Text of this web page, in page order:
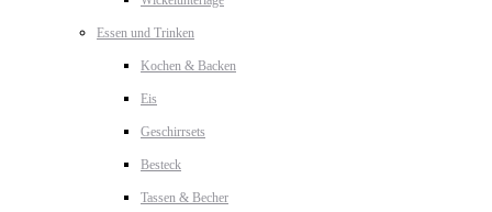
Essen und Trinken
Kochen & Backen
Eis
Geschirrsets
Besteck
Tassen & Becher